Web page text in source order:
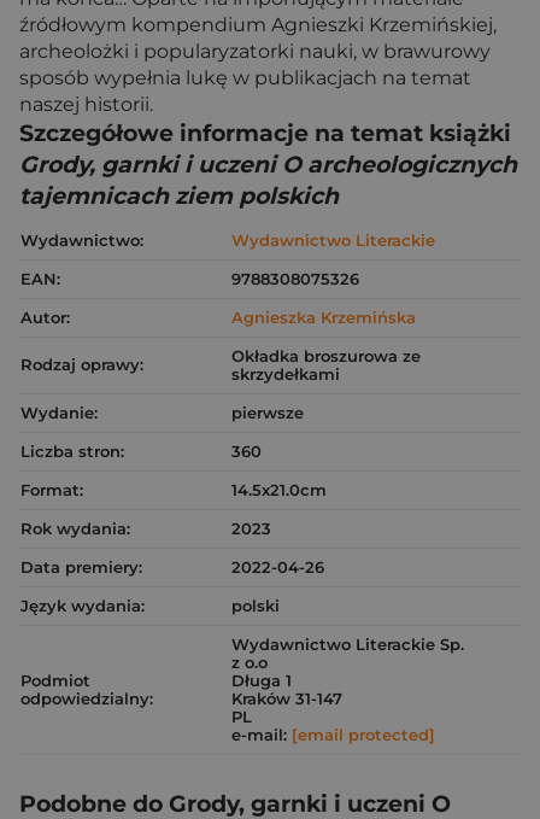
źródłowym kompendium Agnieszki Krzemińskiej,
archeolożki i popularyzatorki nauki, w brawurowy
sposób wypełnia lukę w publikacjach na temat
naszej historii.
Szczegółowe informacje na temat książki
Grody, garnki i uczeni O archeologicznych
tajemnicach ziem polskich
Wydawnictwo:
Wydawnictwo Literackie
EAN:
9788308075326
Autor:
Agnieszka Krzemińska
Rodzaj oprawy:
Okładka broszurowa ze
skrzydełkami
Wydanie:
pierwsze
Liczba stron:
360
Format:
14.5x21.0cm
Rok wydania:
2023
Data premiery:
2022-04-26
Język wydania:
polski
Podmiot
odpowiedzialny:
Wydawnictwo Literackie Sp.
z o.o
Długa 1
Kraków 31-147
PL
e-mail: [email protected]
Podobne do Grody, garnki i uczeni O